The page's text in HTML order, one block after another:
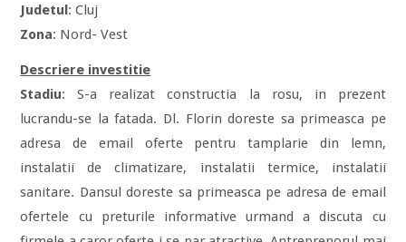
Judetul: Cluj
Zona: Nord- Vest
Descriere investitie
Stadiu: S-a realizat constructia la rosu, in prezent
lucrandu-se la fatada. Dl. Florin doreste sa primeasca pe
adresa de email oferte pentru tamplarie din lemn,
instalatii de climatizare, instalatii termice, instalatii
sanitare. Dansul doreste sa primeasca pe adresa de email
ofertele cu preturile informative urmand a discuta cu